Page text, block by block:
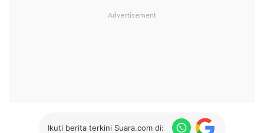
Ikuti berita terkini Suara.com di: